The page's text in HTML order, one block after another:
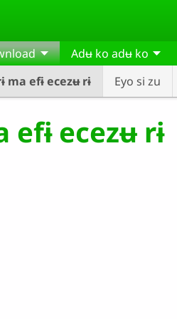
ma efɨ ecezʉ rɨ Eyo si zu
Adʉ ko adʉ ko
ecezʉ rɨ